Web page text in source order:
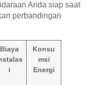
Anda siap saat
perbandingan
Biaya
i
Konsu
msi
Energi